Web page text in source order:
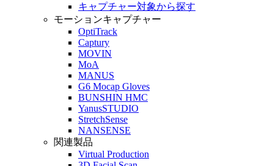
キャプチャー対象から探す
モーションキャプチャー
OptiTrack
Captury
MOVIN
MoA
MANUS
G6 Mocap Gloves
BUNSHIN HMC
YanusSTUDIO
StretchSense
NANSENSE
関連製品
Virtual Production